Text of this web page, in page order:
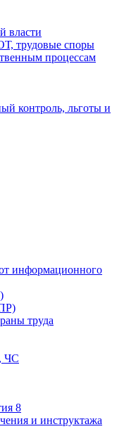
власти
трудовые споры
процессам
контроль, льготы и
информационного
труда
ЧС
8
и инструктажа